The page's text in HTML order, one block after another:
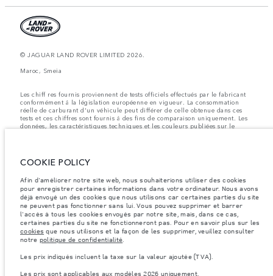
© JAGUAR LAND ROVER LIMITED 2026.
Maroc, Smeia
Les chiff res fournis proviennent de tests officiels effectués par le fabricant
conformément å la législation européenne en vigueur. La consommation
réelle de carburant d'un véhicule peut différer de celle obtenue dans ces
tests et ces chiffres sont fournis å des fins de comparaison uniquement. Les
données, les caractéristiques techniques et les couleurs publiées sur le
Les poids indiqués correspondent à des spécifications de véhicule standard.
affecteront la charge utile. Assurez-vous que le poids total en charge du
véhicule, les charges maximales par essieu et la charge utile ne sont pas
dépassés lorsque vous chargez des accessoires, des occupants, des liquides
et des carburants.
Remarque importante sur les images et les spécifications.La pénurie
mondiale de semi-conducteurs affecte actuellement les spécifications de
construction des véhicules, la disponibilité des options et les délais de
construction. Cette situation s’avère très fluctuante, et par conséquent, les
images utilisées actuellement sur le site Web peuvent ne pas refléter
entièrement les spécifications actuelles en ce qui concerne les
COOKIE POLICY
Afin d'améliorer notre site web, nous souhaiterions utiliser des cookies
pour enregistrer certaines informations dans votre ordinateur. Nous avons
déjà envoyé un des cookies que nous utilisons car certaines parties du site
ne peuvent pas fonctionner sans lui. Vous pouvez supprimer et barrer
l'accès à tous les cookies envoyés par notre site, mais, dans ce cas,
certaines parties du site ne fonctionneront pas. Pour en savoir plus sur les
cookies que nous utilisons et la façon de les supprimer, veuillez consulter
notre politique de confidentialité.
Les prix indiqués incluent la taxe sur la valeur ajoutée (TVA).
Les prix sont applicables aux modèles 2026 uniquement.